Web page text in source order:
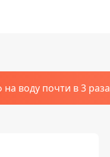
воду почти в 3 раза